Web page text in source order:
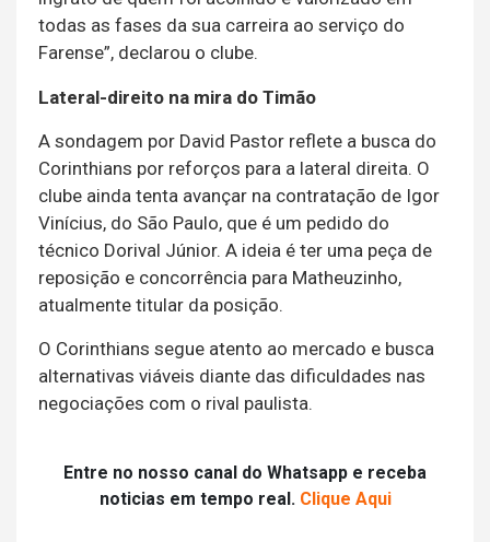
todas as fases da sua carreira ao serviço do
Farense”, declarou o clube.
Lateral-direito na mira do Timão
A sondagem por David Pastor reflete a busca do
Corinthians por reforços para a lateral direita. O
clube ainda tenta avançar na contratação de Igor
Vinícius, do São Paulo, que é um pedido do
técnico Dorival Júnior. A ideia é ter uma peça de
reposição e concorrência para Matheuzinho,
atualmente titular da posição.
O Corinthians segue atento ao mercado e busca
alternativas viáveis diante das dificuldades nas
negociações com o rival paulista.
Entre no nosso canal do Whatsapp e receba
noticias em tempo real. Clique Aqui